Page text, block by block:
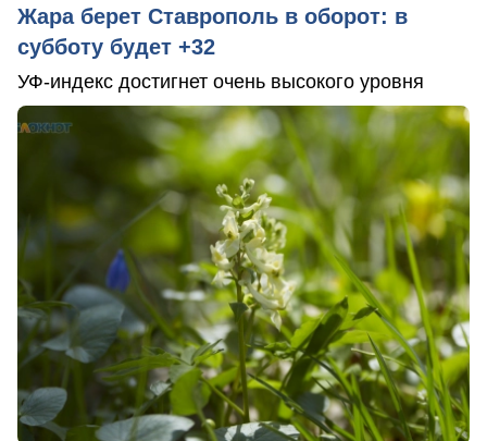
Жара берет Ставрополь в оборот: в
субботу будет +32
УФ-индекс достигнет очень высокого уровня